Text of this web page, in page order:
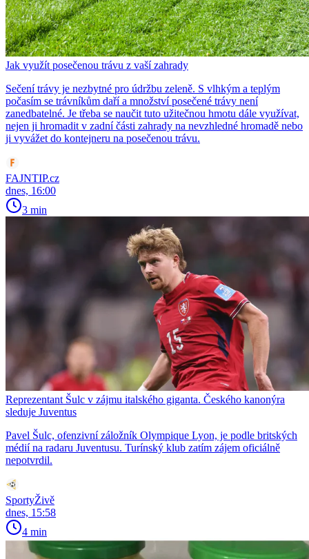
Jak využít posečenou trávu z vaší zahrady
Sečení trávy je nezbytné pro údržbu zeleně. S vlhkým a teplým
počasím se trávníkům daří a množství posečené trávy není
zanedbatelné. Je třeba se naučit tuto užitečnou hmotu dále využívat,
nejen ji hromadit v zadní části zahrady na nevzhledné hromadě nebo
ji vyvážet do kontejneru na posečenou trávu.
FAJNTIP.cz
dnes, 16:00
3 min
Reprezentant Šulc v zájmu italského giganta. Českého kanonýra
sleduje Juventus
Pavel Šulc, ofenzivní záložník Olympique Lyon, je podle britských
médií na radaru Juventusu. Turínský klub zatím zájem oficiálně
nepotvrdil.
SportyŽivě
dnes, 15:58
4 min